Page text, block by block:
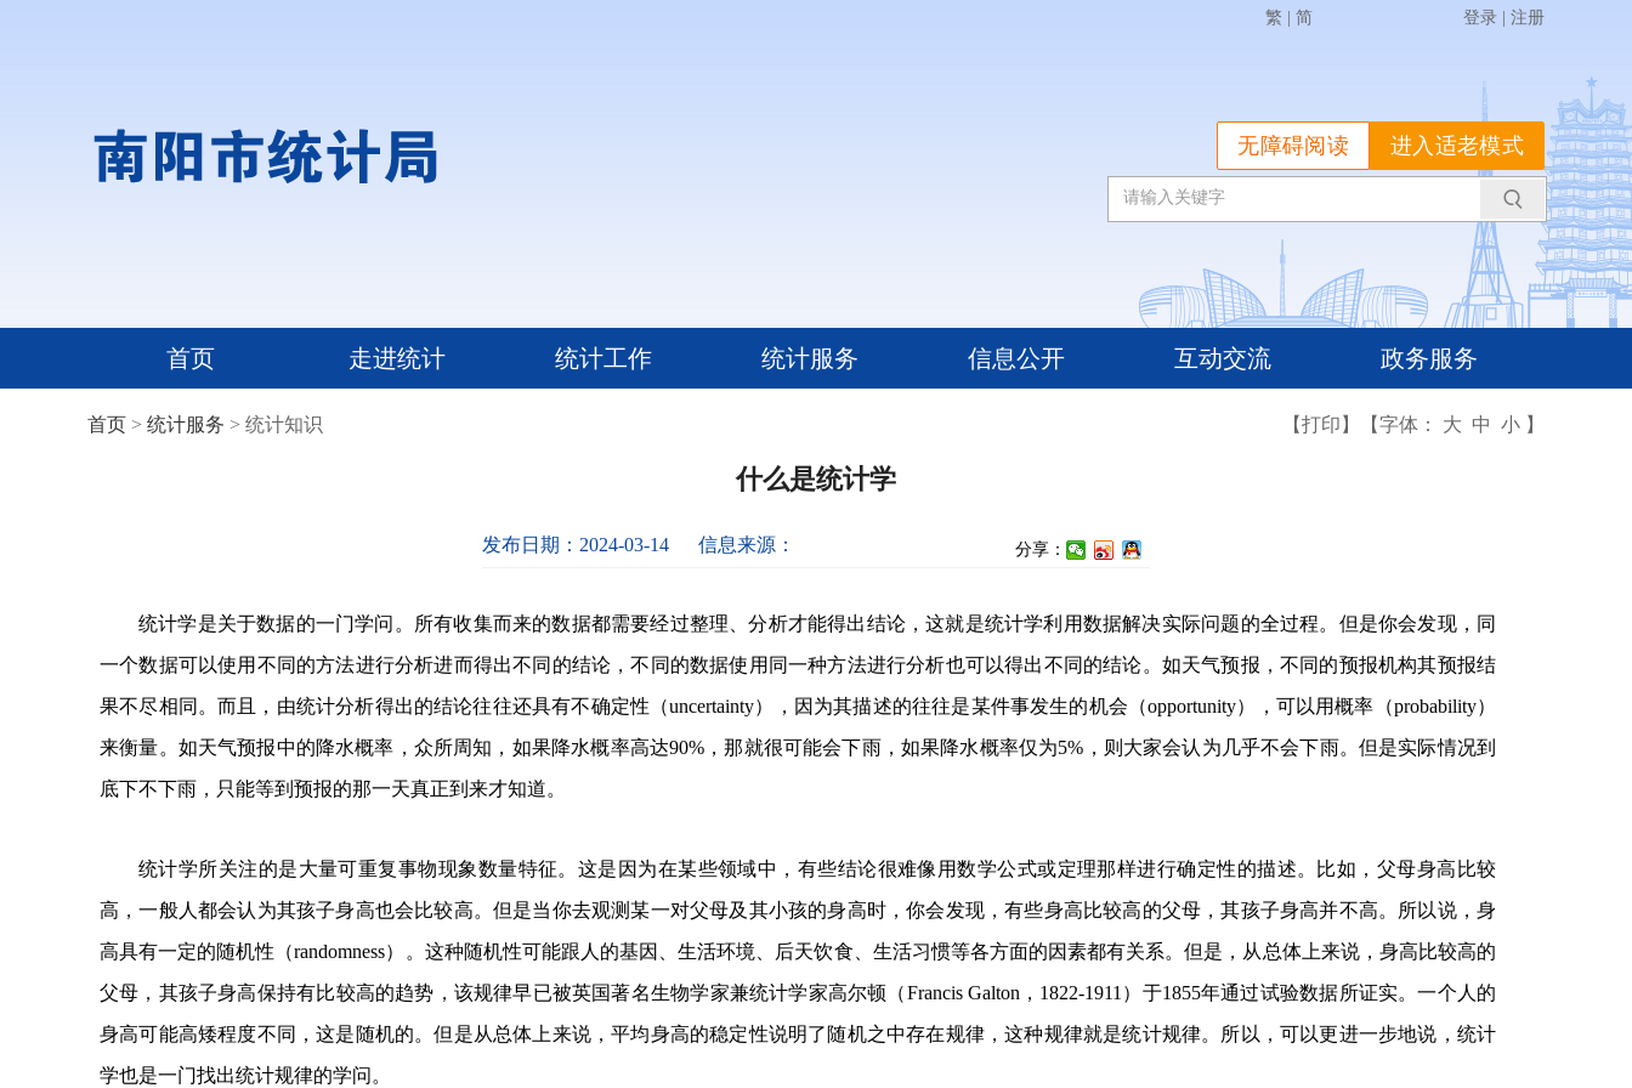
繁 简 登录 注册
进入适老模式
无障碍阅读
首页 走进统计 统计工作 统计服务 信息公开 互动交流 政务服务
首页 > 统计服务 > 统计知识 【打印】 【字体： 大 中 小 】
什么是统计学
发布日期：2024-03-14 信息来源： 分享：
统计学是关于数据的一门学问。所有收集而来的数据都需要经过整理、分析才能得出结论，这就是统计学利用数据解决实际问题的全过程。但是你会发现，同
一个数据可以使用不同的方法进行分析进而得出不同的结论，不同的数据使用同一种方法进行分析也可以得出不同的结论。如天气预报，不同的预报机构其预报结
果不尽相同。而且，由统计分析得出的结论往往还具有不确定性（uncertainty），因为其描述的往往是某件事发生的机会（opportunity），可以用概率（probability）
来衡量。如天气预报中的降水概率，众所周知，如果降水概率高达90%，那就很可能会下雨，如果降水概率仅为5%，则大家会认为几乎不会下雨。但是实际情况到
底下不下雨，只能等到预报的那一天真正到来才知道。
统计学所关注的是大量可重复事物现象数量特征。这是因为在某些领域中，有些结论很难像用数学公式或定理那样进行确定性的描述。比如，父母身高比较
高，一般人都会认为其孩子身高也会比较高。但是当你去观测某一对父母及其小孩的身高时，你会发现，有些身高比较高的父母，其孩子身高并不高。所以说，身
高具有一定的随机性（randomness）。这种随机性可能跟人的基因、生活环境、后天饮食、生活习惯等各方面的因素都有关系。但是，从总体上来说，身高比较高的
父母，其孩子身高保持有比较高的趋势，该规律早已被英国著名生物学家兼统计学家高尔顿（Francis Galton，1822-1911）于1855年通过试验数据所证实。一个人的
身高可能高矮程度不同，这是随机的。但是从总体上来说，平均身高的稳定性说明了随机之中存在规律，这种规律就是统计规律。所以，可以更进一步地说，统计
学也是一门找出统计规律的学问。